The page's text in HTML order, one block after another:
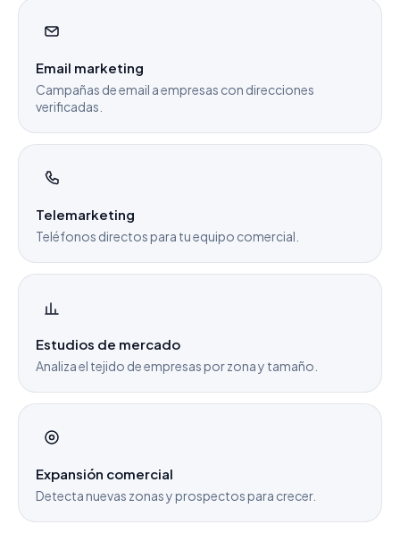
Email marketing
Campañas de email a empresas con direcciones
verificadas.
Telemarketing
Teléfonos directos para tu equipo comercial.
Estudios de mercado
Analiza el tejido de empresas por zona y tamaño.
Expansión comercial
Detecta nuevas zonas y prospectos para crecer.